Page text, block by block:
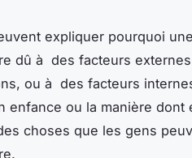
expliquer pourquoi
dû à des facteurs
ou à des facteurs
enfance ou la manière dont
choses que les gens